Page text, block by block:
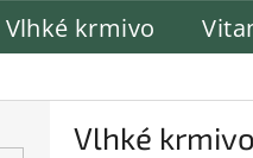
Vlhké krmivo
Vlhké